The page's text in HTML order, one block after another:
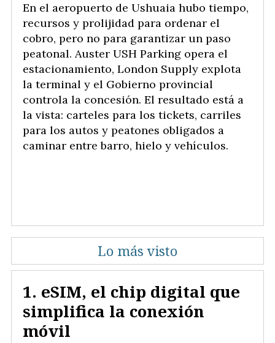
En el aeropuerto de Ushuaia hubo tiempo,
recursos y prolijidad para ordenar el
cobro, pero no para garantizar un paso
peatonal. Auster USH Parking opera el
estacionamiento, London Supply explota
la terminal y el Gobierno provincial
controla la concesión. El resultado está a
la vista: carteles para los tickets, carriles
para los autos y peatones obligados a
caminar entre barro, hielo y vehículos.
Lo más visto
eSIM, el chip digital que
simplifica la conexión
móvil